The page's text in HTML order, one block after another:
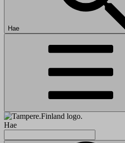
Hae
Hae